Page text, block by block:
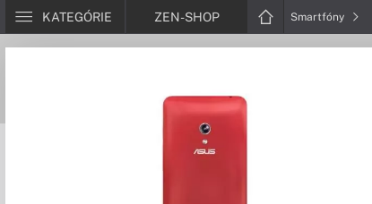
KATEGÓRIE ZEN-SHOP Smartfóny